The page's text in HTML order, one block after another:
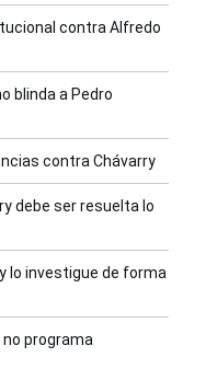
contra Alfredo
blinda a Pedro
contra Chávarry
debe ser resuelta lo
lo investigue de forma
programa